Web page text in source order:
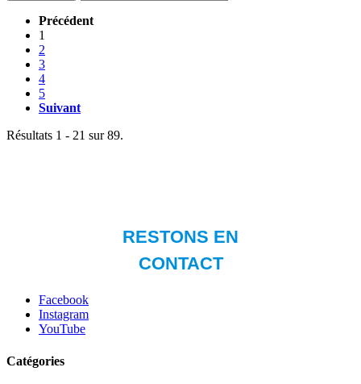
Précédent
1
2
3
4
5
Suivant
Résultats 1 - 21 sur 89.
Facebook
Instagram
YouTube
Catégories